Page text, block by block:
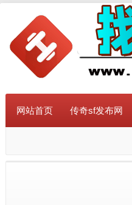
网站首页 传奇sf发布网